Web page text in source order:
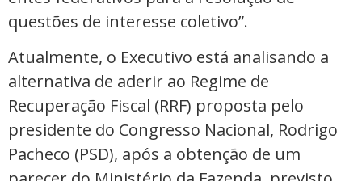
questões de interesse coletivo”.
Atualmente, o Executivo está analisando a
alternativa de aderir ao Regime de
Recuperação Fiscal (RRF) proposta pelo
presidente do Congresso Nacional, Rodrigo
Pacheco (PSD), após a obtenção de um